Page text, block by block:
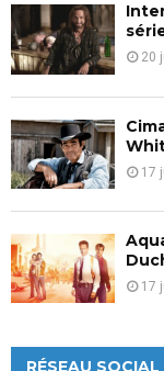
20
17
17
RÉSEAU SOCIAL